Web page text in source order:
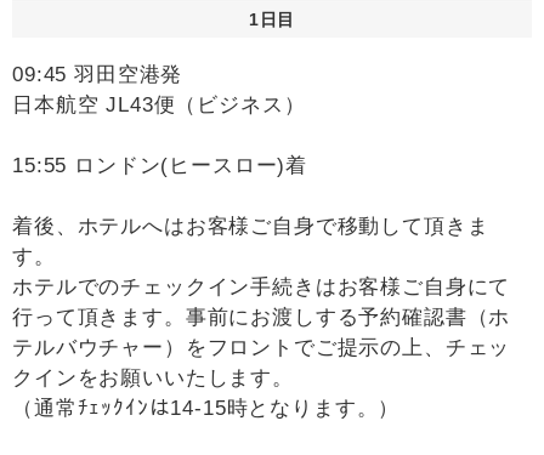
1日目
09:45 羽田空港発
日本航空 JL43便（ビジネス）
15:55 ロンドン(ヒースロー)着
着後、ホテルへはお客様ご自身で移動して頂きま
す。
ホテルでのチェックイン手続きはお客様ご自身にて
行って頂きます。事前にお渡しする予約確認書（ホ
テルバウチャー）をフロントでご提示の上、チェッ
クインをお願いいたします。
（通常ﾁｪｯｸｲﾝは14-15時となります。）